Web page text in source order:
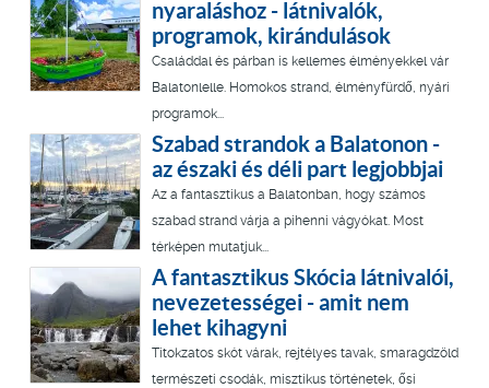
nyaraláshoz - látnivalók,
programok, kirándulások
Családdal és párban is kellemes élményekkel vár
Balatonlelle. Homokos strand, élményfürdő, nyári
programok...
Szabad strandok a Balatonon -
az északi és déli part legjobbjai
Az a fantasztikus a Balatonban, hogy számos
szabad strand várja a pihenni vágyókat. Most
térképen mutatjuk...
A fantasztikus Skócia látnivalói,
nevezetességei - amit nem
lehet kihagyni
Titokzatos skót várak, rejtélyes tavak, smaragdzöld
természeti csodák, misztikus történetek, ősi